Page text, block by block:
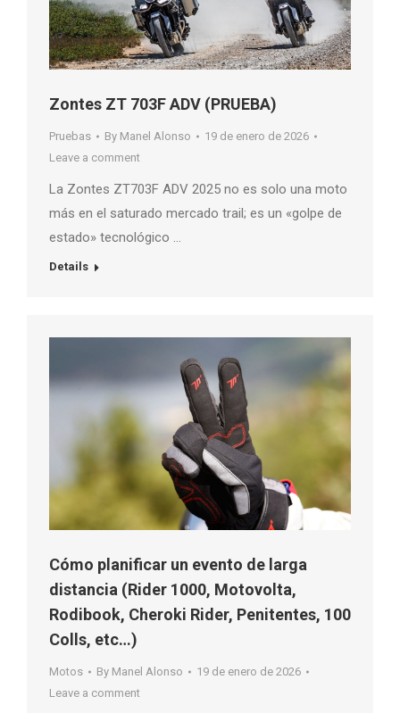
Zontes ZT 703F ADV (PRUEBA)
Pruebas By Manel Alonso
19 de enero de 2026
Leave a comment
La Zontes ZT703F ADV 2025 no es solo una moto
más en el saturado mercado trail; es un «golpe de
estado» tecnológico …
Details
Cómo planificar un evento de larga
distancia (Rider 1000, Motovolta,
Rodibook, Cheroki Rider, Penitentes, 100
Colls, etc…)
Motos By Manel Alonso
19 de enero de 2026
Leave a comment